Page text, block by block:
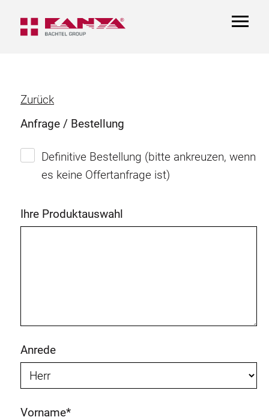
Zurück
Anfrage / Bestellung
Definitive Bestellung (bitte ankreuzen, wenn
es keine Offertanfrage ist)
Ihre Produktauswahl
Anrede
Vorname*